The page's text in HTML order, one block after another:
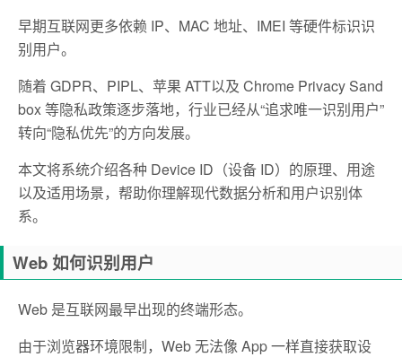
早期互联网更多依赖 IP、MAC 地址、IMEI 等硬件标识识
别用户。
随着 GDPR、PIPL、苹果 ATT以及 Chrome Privacy Sand
box 等隐私政策逐步落地，行业已经从“追求唯一识别用户”
转向“隐私优先”的方向发展。
本文将系统介绍各种 Device ID（设备 ID）的原理、用途
以及适用场景，帮助你理解现代数据分析和用户识别体
系。
Web 如何识别用户
Web 是互联网最早出现的终端形态。
由于浏览器环境限制，Web 无法像 App 一样直接获取设